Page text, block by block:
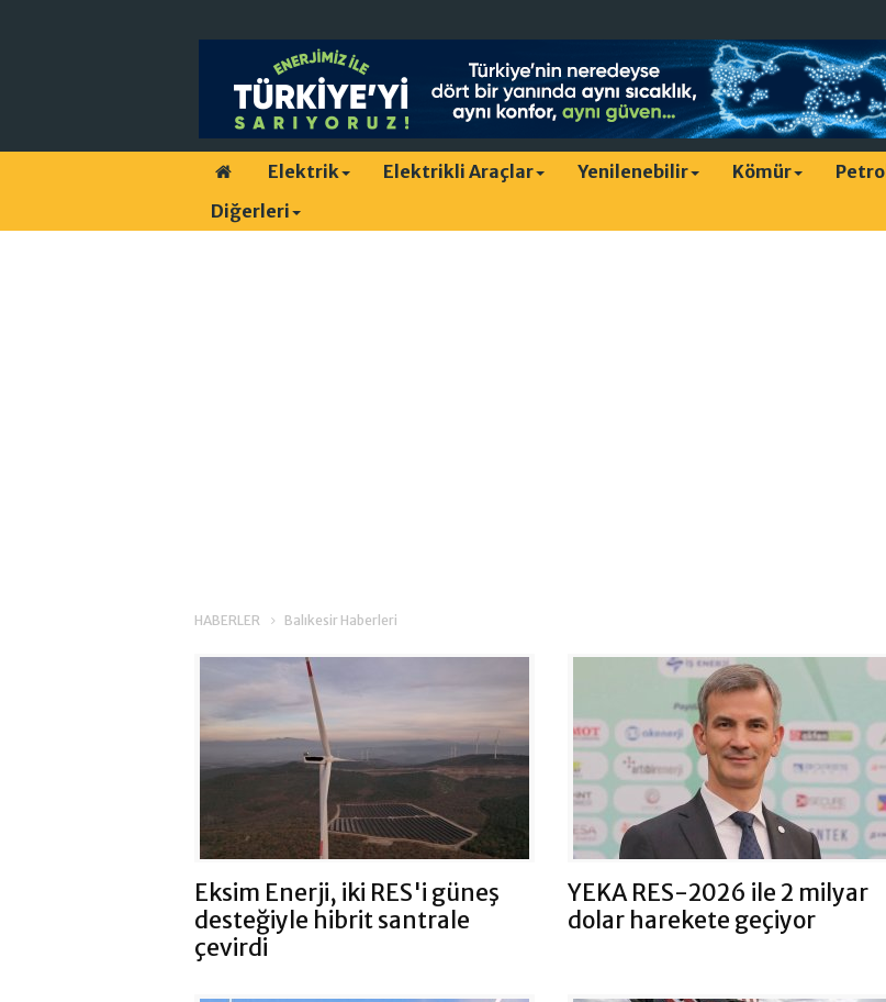
Elektrik Elektrikli Araçlar Yenilenebilir Kömür Petrol
Diğerleri
HABERLER Balıkesir Haberleri
Eksim Enerji, iki RES'i güneş
desteğiyle hibrit santrale
çevirdi
YEKA RES-2026 ile 2 milyar
dolar harekete geçiyor